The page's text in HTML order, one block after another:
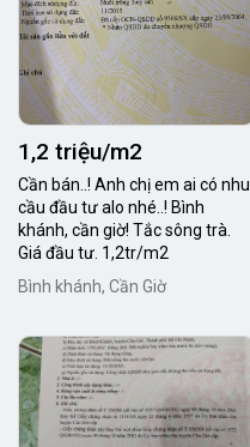
1,2 triệu/m2
Cần bán..! Anh chị em ai có nhu
cầu đầu tư alo nhé..! Bình
khánh, cần giờ! Tắc sông trà.
Giá đầu tư. 1,2tr/m2
Bình khánh, Cần Giờ